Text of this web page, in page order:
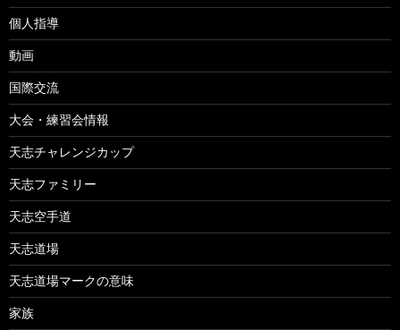
個人指導
動画
国際交流
大会・練習会情報
天志チャレンジカップ
天志ファミリー
天志空手道
天志道場
天志道場マークの意味
家族